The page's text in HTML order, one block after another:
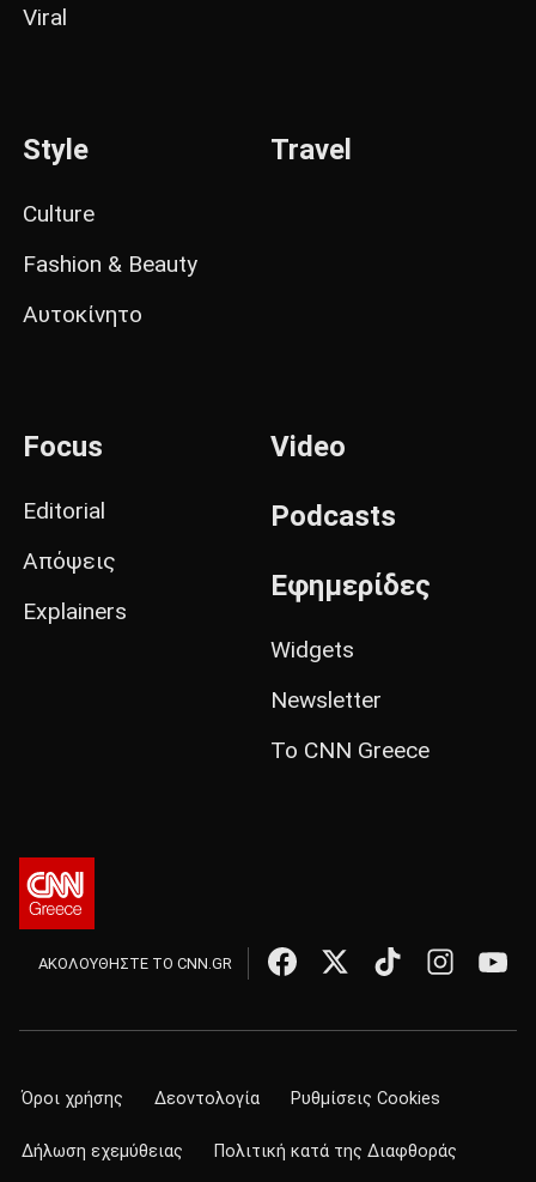
Viral
Style
Culture
Fashion & Beauty
Αυτοκίνητο
Travel
Focus
Editorial
Απόψεις
Explainers
Video
Podcasts
Εφημερίδες
Widgets
Newsletter
Το CNN Greece
ΑΚΟΛΟΥΘΗΣΤΕ ΤΟ CNN.GR
Όροι χρήσης Δεοντολογία Ρυθμίσεις Cookies
Δήλωση εχεμύθειας Πολιτική κατά της Διαφθοράς